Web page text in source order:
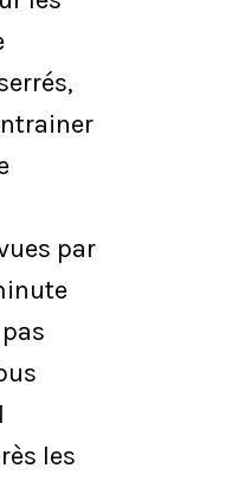
par
les